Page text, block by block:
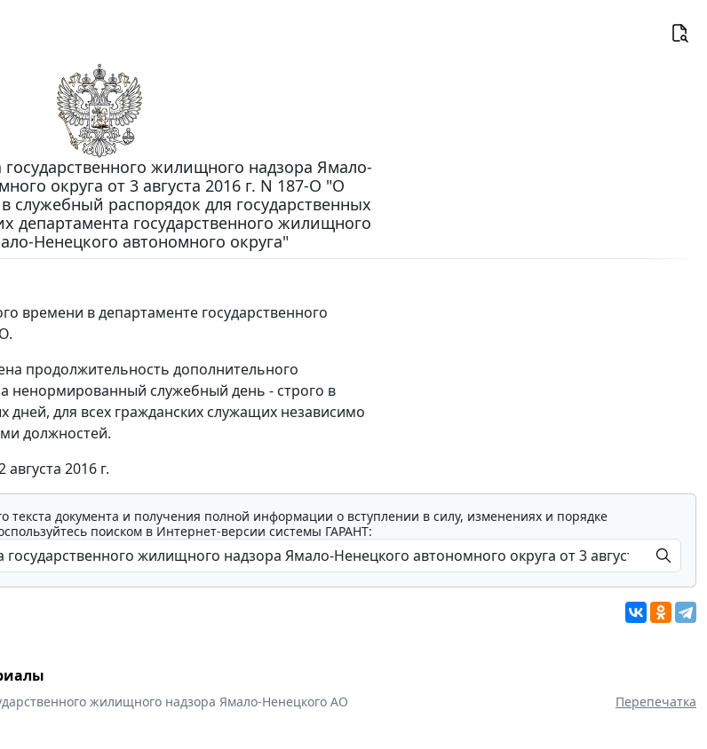
жилищного надзора Ямало-
округа от 3 августа 2016 г. N 187-О "О
служебный распорядок для государственных
департамента государственного жилищного
Ненецкого автономного округа"
времени в департаменте государственного
продолжительность дополнительного
ненормированный служебный день - строго в
дней, для всех гражданских служащих независимо
должностей.
августа 2016 г.
текста документа и получения полной информации о вступлении в силу, изменениях и порядке
поиском в Интернет-версии системы ГАРАНТ:
жилищного надзора Ямало-Ненецкого АО Перепечатка